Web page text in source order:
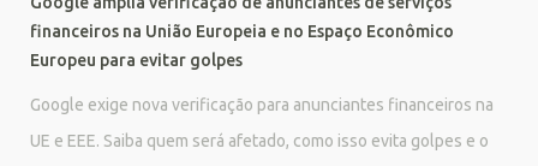
financeiros na União Europeia e no Espaço Econômico
Europeu para evitar golpes
Google exige nova verificação para anunciantes financeiros na
UE e EEE. Saiba quem será afetado, como isso evita golpes e o